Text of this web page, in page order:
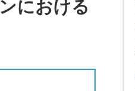
における